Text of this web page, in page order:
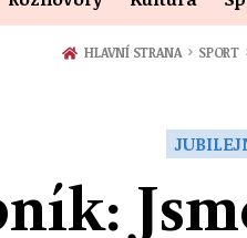
HLAVNÍ STRANA › SPORT